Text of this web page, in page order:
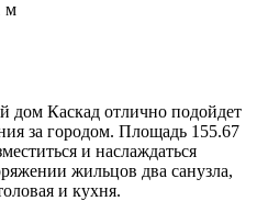
м
дом Каскад отлично подойдет
за городом. Площадь 155.67
и наслаждаться
жильцов два санузла,
и кухня.